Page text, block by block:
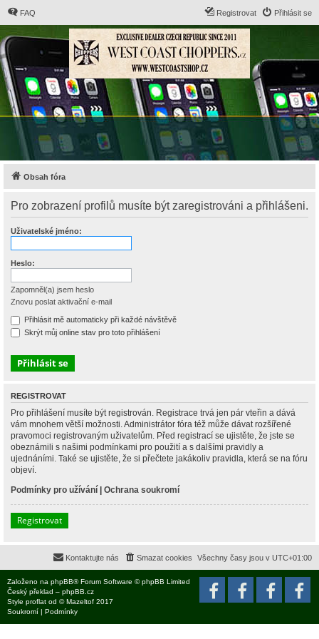
FAQ Přihlásit se
Registrovat
Obsah fóra
Pro zobrazení profilů musíte být zaregistrováni a přihlášeni.
Uživatelské jméno:
Heslo:
Zapomněl(a) jsem heslo
Znovu poslat aktivační e-mail
Přihlásit mě automaticky při každé návštěvě
Skrýt můj online stav pro toto přihlášení
REGISTROVAT
Pro přihlášení musíte být registrován. Registrace trvá jen pár vteřin a dává
vám mnohem větší možnosti. Administrátor fóra též může dávat rozšířené
pravomoci registrovaným uživatelům. Před registrací se ujistěte, že jste se
obeznámili s našimi podmínkami pro použití a s dalšími pravidly a
ujednáními. Také se ujistěte, že si přečtete jakákoliv pravidla, která se na fóru
objeví.
Podmínky pro užívání | Ochrana soukromí
Registrovat
Všechny časy jsou v UTC+01:00
Smazat cookies
Kontaktujte nás
Založeno na phpBB® Forum Software © phpBB Limited
Český překlad – phpBB.cz
Style proflat od ©Mazeltof 2017
Soukromí | Podmínky